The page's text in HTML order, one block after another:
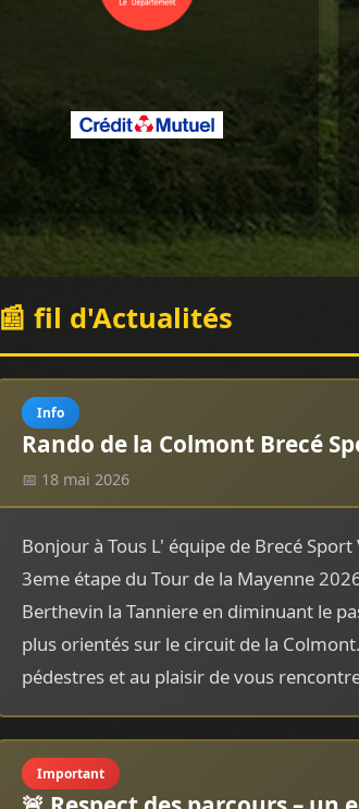
📰 fil d'Actualités
Info
Rando de la Colmont Brecé
📅 18 mai 2026
Bonjour à Tous L' équipe de Brecé
3eme étape du Tour de la Mayenne
Berthevin la Tanniere en diminuant le
plus orientés sur le circuit de la
pédestres et au plaisir de vous
Important